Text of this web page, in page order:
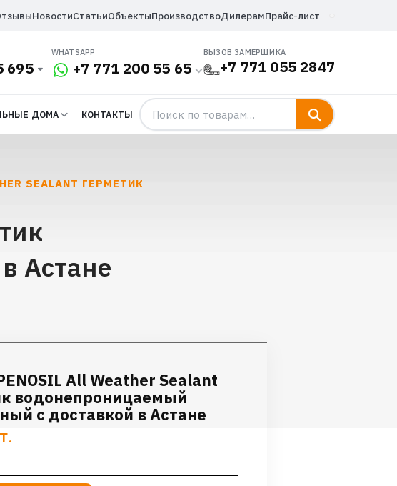
НовостиСтатьиОбъектыПроизводствоДилерамПрайс-лист
695
WHATSAPP
+7 771 200 55 65
ВЫЗОВ ЗАМЕРЩИКА
+7 771 055 2847
ДОМА КОНТАКТЫ
SEALANT ГЕРМЕТИК
Астане
All Weather Sealant
водонепроницаемый
с доставкой в Астане